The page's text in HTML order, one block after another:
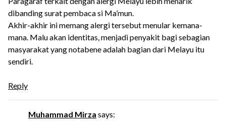
dibanding surat pembaca si Ma’mun.
Akhir-akhir ini memang alergi tersebut menular kemana-
mana. Malu akan identitas, menjadi penyakit bagi sebagian
masyarakat yang notabene adalah bagian dari Melayu itu
sendiri.
Reply
Muhammad Mirza says: